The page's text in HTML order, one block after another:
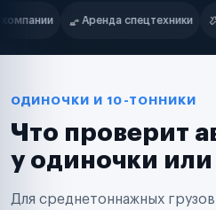
Нам доверяют
Ремонт спецтехники
Маркетплейсы
Таксопарки
Автодилеры
Поставщики запчастей
Аренда спецтехники
ОДИНОЧКИ И 10-ТОННИКИ
Что проверит
у одиночки
Для среднетоннажных